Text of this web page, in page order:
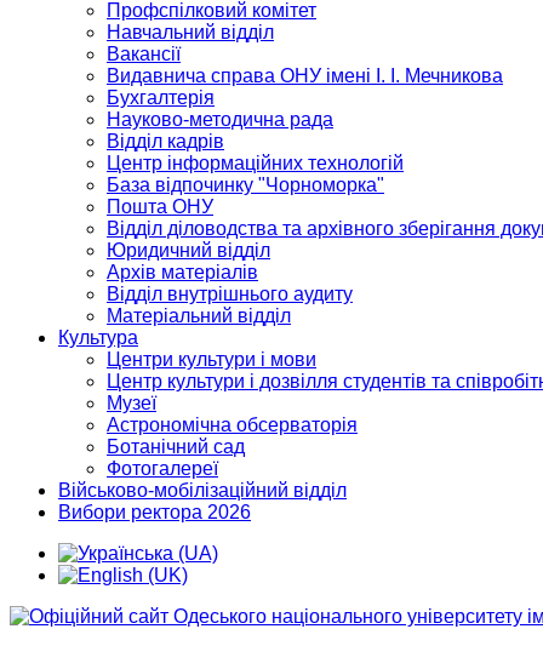
Профспілковий комітет
Навчальний відділ
Вакансії
Видавнича справа ОНУ імені І. І. Мечникова
Бухгалтерія
Науково-методична рада
Відділ кадрів
Центр інформаційних технологій
База відпочинку "Чорноморка"
Пошта ОНУ
Відділ діловодства та архівного зберігання
Юридичний відділ
Архів матеріалів
Відділ внутрішнього аудиту
Матеріальний відділ
Культура
Центри культури і мови
Центр культури і дозвілля студентів та
Музеї
Астрономічна обсерваторія
Ботанічний сад
Фотогалереї
Військово-мобілізаційний відділ
Вибори ректора 2026